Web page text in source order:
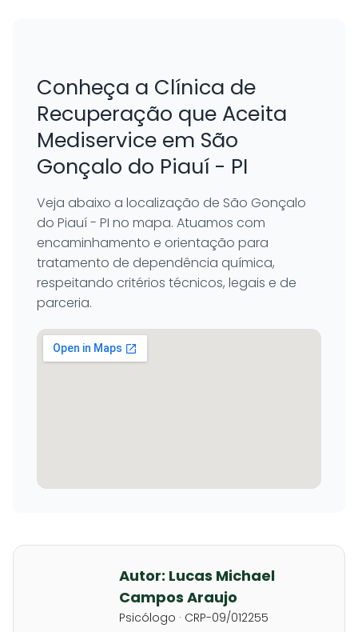
Conheça a Clínica de
Recuperação que Aceita
Mediservice em São
Gonçalo do Piauí - PI
Veja abaixo a localização de São Gonçalo
do Piauí - PI no mapa. Atuamos com
encaminhamento e orientação para
tratamento de dependência química,
respeitando critérios técnicos, legais e de
parceria.
Autor: Lucas Michael
Campos Araujo
Psicólogo · CRP-09/012255